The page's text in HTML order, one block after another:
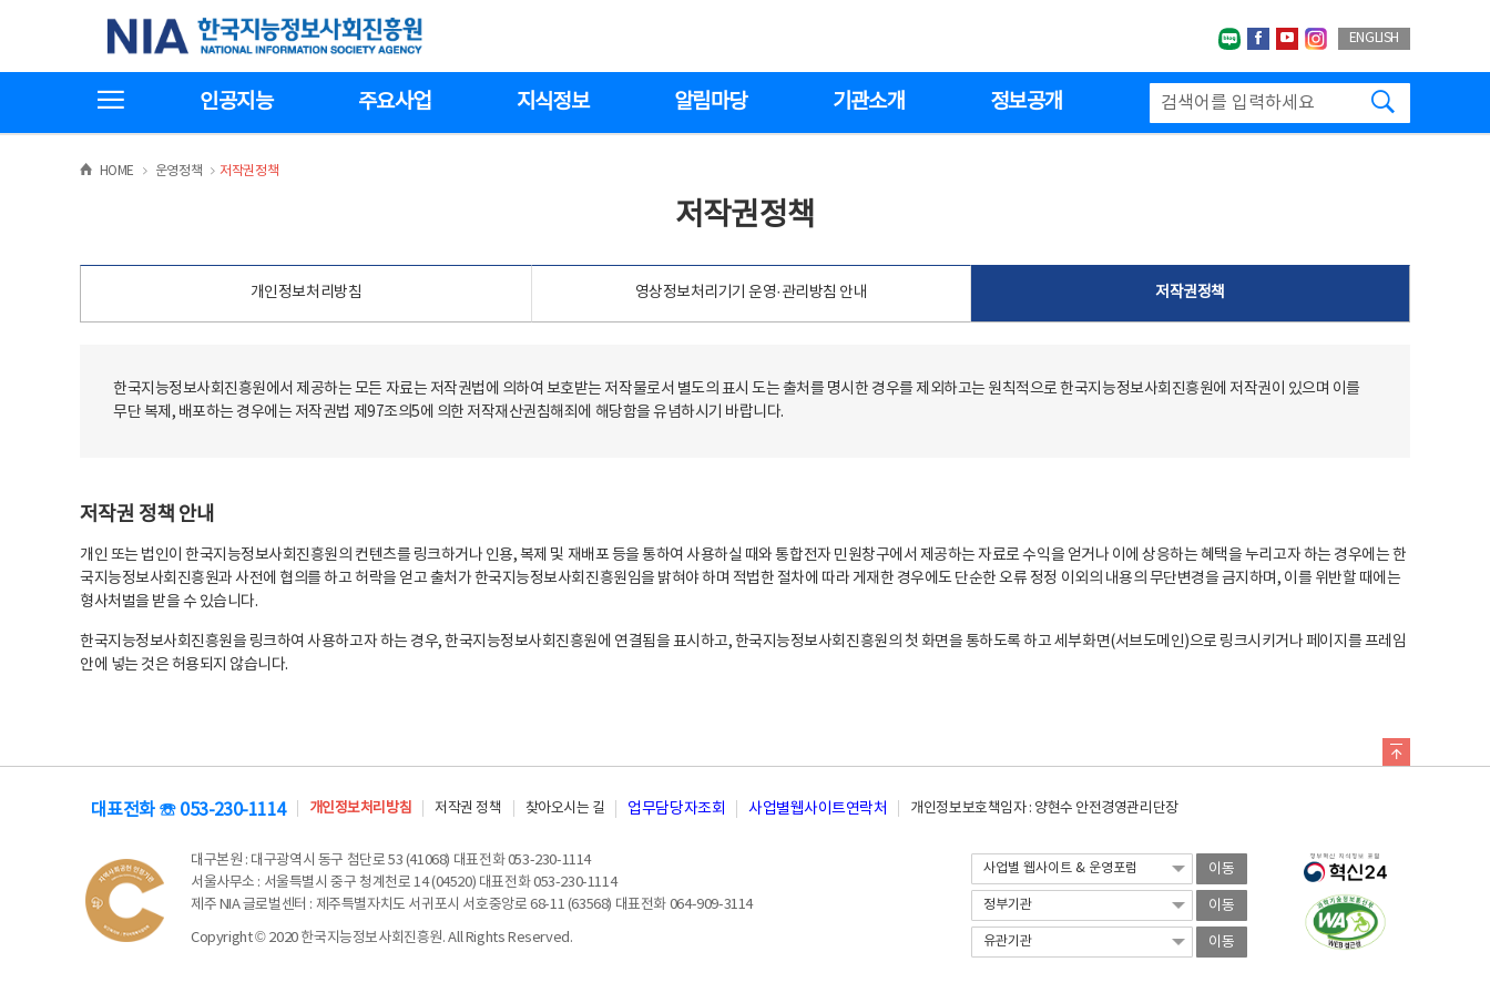
기
한국지능정보사회진흥원
네이버블로그
페이스북
유투브인스타그랩
ENGLISH
인공지능 주요사업 지식정보 알림마당 기관소개 정보공개
HOME >운영정책 >
저작권정책
저작권정책
개인정보처리방침 영상정보처리기기 운영·관리방침 안내 저작권정책
한국지능정보사회진흥원에서 제공하는 모든 자료는 저작권법에 의하여 보호받는 저작물로서 별도의 표시 도는 출처를 명시한 경우를 제외하고는 원칙적으로 한국지능정보사회진흥원에 저작권이 있으며 이를
무단 복제, 배포하는 경우에는 저작권법 제97조의5에 의한 저작재산권침해죄에 해당함을 유념하시기 바랍니다.
저작권 정책 안내
개인 또는 법인이 한국지능정보사회진흥원의 컨텐츠를 링크하거나 인용, 복제 및 재배포 등을 통하여 사용하실 때와 통합전자 민원창구에서 제공하는 자료로 수익을 얻거나 이에 상응하는 혜택을 누리고자 하는 경우에는 한
국지능정보사회진흥원과 사전에 협의를 하고 허락을 얻고 출처가 한국지능정보사회진흥원임을 밝혀야 하며 적법한 절차에 따라 게재한 경우에도 단순한 오류 정정 이외의 내용의 무단변경을 금지하며, 이를 위반할 때에는
형사처벌을 받을 수 있습니다.
한국지능정보사회진흥원을 링크하여 사용하고자 하는 경우, 한국지능정보사회진흥원에 연결됨을 표시하고, 한국지능정보사회진흥원의 첫 화면을 통하도록 하고 세부화면(서브도메인)으로 링크시키거나 페이지를 프레임
안에 넣는 것은 허용되지 않습니다.
대표전화 ☏ 053-230-1114 개인정보처리방침 저작권 정책 찾아오시는 길 업무담당자조회 사업별웹사이트연락처 개인정보보호책임자 : 양현수 안전경영관리단장
대구본원 : 대구광역시 동구 첨단로 53 (41068) 대표전화 053-230-1114
서울사무소 : 서울특별시 중구 청계천로 14 (04520) 대표전화 053-230-1114
제주 NIA 글로벌센터 : 제주특별자치도 서귀포시 서호중앙로 68-11 (63568) 대표전화 064-909-3114
Copyright © 2020 한국지능정보사회진흥원. All Rights Reserved.
이동
이동
이동